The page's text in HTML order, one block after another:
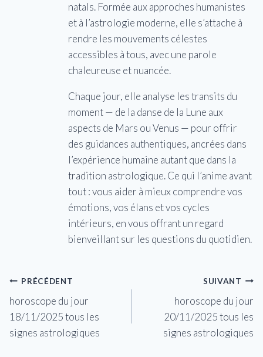
natals. Formée aux approches humanistes
et à l’astrologie moderne, elle s’attache à
rendre les mouvements célestes
accessibles à tous, avec une parole
chaleureuse et nuancée.
Chaque jour, elle analyse les transits du
moment — de la danse de la Lune aux
aspects de Mars ou Venus — pour offrir
des guidances authentiques, ancrées dans
l’expérience humaine autant que dans la
tradition astrologique. Ce qui l’anime avant
tout : vous aider à mieux comprendre vos
émotions, vos élans et vos cycles
intérieurs, en vous offrant un regard
bienveillant sur les questions du quotidien.
Navigation
de
l’article
PRÉCÉDENT
horoscope du jour
18/11/2025 tous les
signes astrologiques
SUIVANT
horoscope du jour
20/11/2025 tous les
signes astrologiques